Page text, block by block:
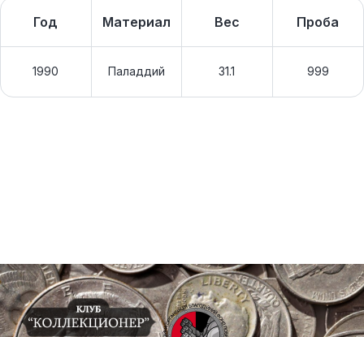
Год Материал Вес Проба
1990 Паладдий 31.1 999